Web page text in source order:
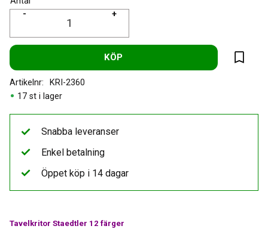
+
-
KÖP
Lägg
17 st i lager
Artikelnr KRI-2360
Tavelkritor Staedtler 12 färger
Snabba leveranser
Enkel betalning
Öppet köp i 14 dagar